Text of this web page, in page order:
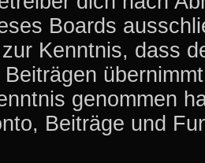
Boards
Kenntnis, dass
genommen
Beiträge und